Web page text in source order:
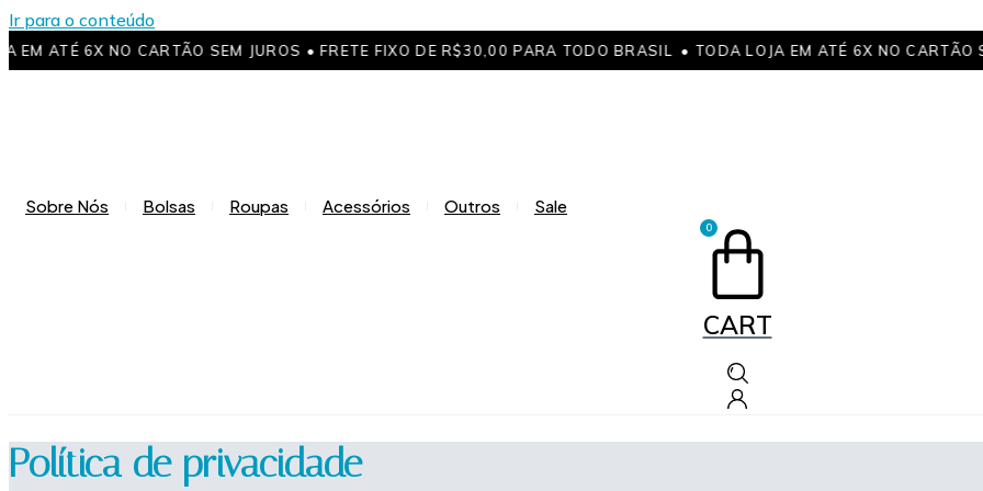
Ir para o conteúdo
ATÉ 6X NO CARTÃO SEM JUROS • FRETE FIXO DE R$30,00 PARA TODO BRASIL • TODA LOJA EM ATÉ 6X NO CARTÃO
Sobre Nós Bolsas Roupas Acessórios Outros Sale
0
CART
Política de privacidade